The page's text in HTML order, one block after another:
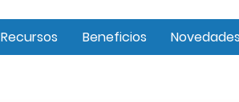
Recursos Beneficios Novedades